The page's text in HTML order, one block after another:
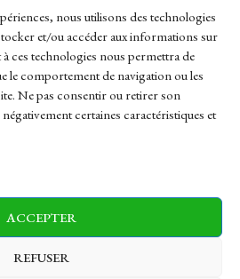
nous utilisons des technologies
et/ou accéder aux informations sur
ces technologies nous permettra de
le comportement de navigation ou les
Ne pas consentir ou retirer son
certaines caractéristiques et
ACCEPTER
REFUSER
Marches Politics
Health Sports Travel